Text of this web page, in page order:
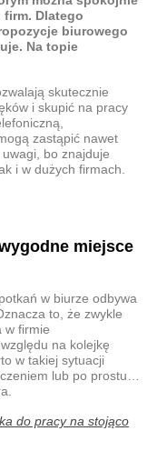
Dlatego
biurowego
Na topie
skutecznie
i skupić na pracy
zastąpić nawet
bo znajduje
i w dużych firmach.
miejsce
w biurze odbywa
to, że zwykle
w firmie
na kolejkę
w takiej sytuacji
lub po prostu…
.
do pracy na stojąco